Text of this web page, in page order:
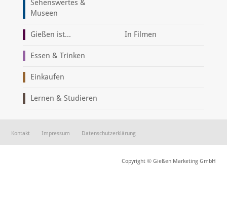
Sehenswertes &
Museen
Gießen ist... In Filmen
Essen & Trinken
Einkaufen
Lernen & Studieren
Kontakt Impressum Datenschutzerklärung
Copyright © Gießen Marketing GmbH